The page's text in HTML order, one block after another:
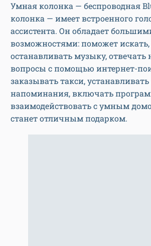
Умная колонка — беспроводная
колонка — имеет встроенного
ассистента. Он обладает
возможностями: поможет
останавливать музыку,
вопросы с помощью интернет-
заказывать такси,
напоминания, включать
взаимодействовать с умным
станет отличным подарком.